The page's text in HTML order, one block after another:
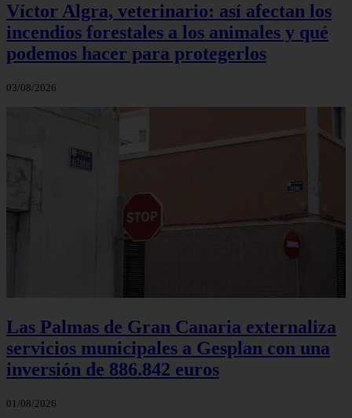
Víctor Algra, veterinario: así afectan los
incendios forestales a los animales y qué
podemos hacer para protegerlos
03/08/2026
Las Palmas de Gran Canaria externaliza
servicios municipales a Gesplan con una
inversión de 886.842 euros
01/08/2026